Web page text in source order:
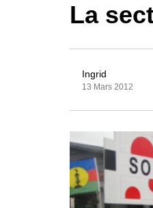
La
Ingrid
13 Mars 2012